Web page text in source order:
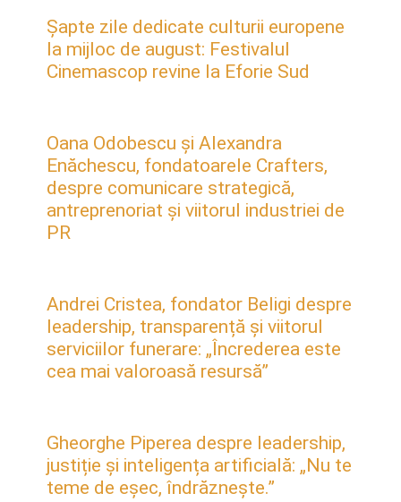
Șapte zile dedicate culturii europene
la mijloc de august: Festivalul
Cinemascop revine la Eforie Sud
Oana Odobescu și Alexandra
Enăchescu, fondatoarele Crafters,
despre comunicare strategică,
antreprenoriat și viitorul industriei de
PR
Andrei Cristea, fondator Beligi despre
leadership, transparență și viitorul
serviciilor funerare: „Încrederea este
cea mai valoroasă resursă”
Gheorghe Piperea despre leadership,
justiție și inteligența artificială: „Nu te
teme de eșec, îndrăznește.”